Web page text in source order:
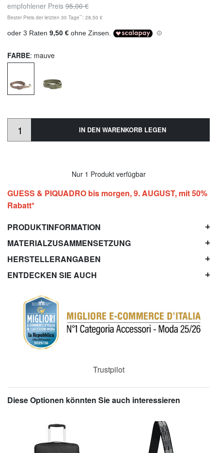
empfohlener Preis 95,00 €
Bester Preis der letzten 30 Tage**: 28,50 €
FARBE: mauve
IN DEN WARENKORB LEGEN
Nur 1 Produkt verfügbar
GUESS & PIQUADRO bis morgen, 9. AUGUST, mit 50%
Rabatt*
PRODUKTINFORMATION
MATERIALZUSAMMENSETZUNG
HERSTELLERANGABEN
ENTDECKEN SIE AUCH
Trustpilot
Diese Optionen könnten Sie auch interessieren